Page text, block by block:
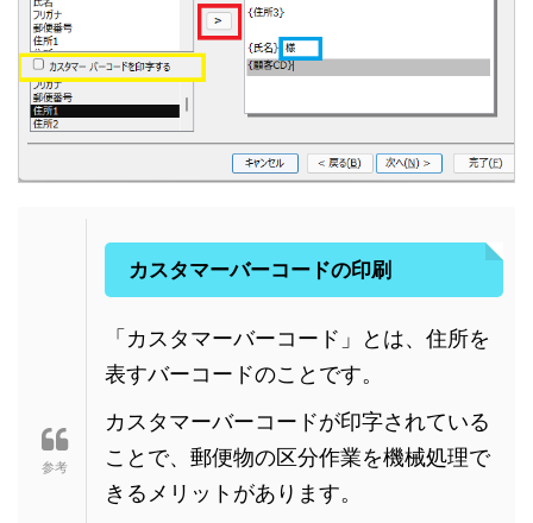
カスタマーバーコードの印刷
「カスタマーバーコード」とは、住所を
表すバーコードのことです。
カスタマーバーコードが印字されている
ことで、郵便物の区分作業を機械処理で
きるメリットがあります。